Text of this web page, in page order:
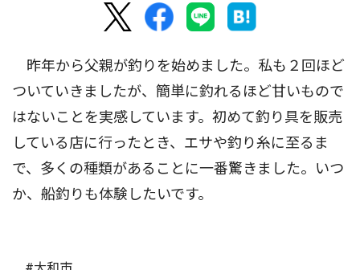
昨年から父親が釣りを始めました。私も２回ほど
ついていきましたが、簡単に釣れるほど甘いもので
はないことを実感しています。初めて釣り具を販売
している店に行ったとき、エサや釣り糸に至るま
で、多くの種類があることに一番驚きました。いつ
か、船釣りも体験したいです。